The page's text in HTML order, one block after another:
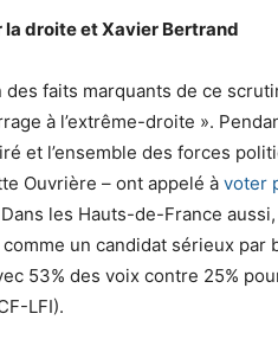
la droite et Xavier Bertrand
des faits marquants de ce
à l’extrême-droite ».
et l’ensemble des forces
Ouvrière – ont appelé à voter
les Hauts-de-France
un candidat sérieux par
53% des voix contre 25%
LFI).